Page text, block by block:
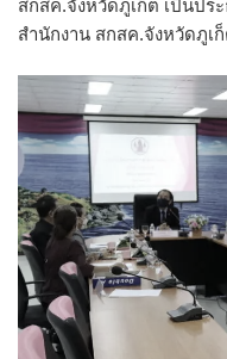
สกสค.จังหวัดภูเก็ต เป็นปร
สำนักงาน สกสค.จังหวัดภูเ